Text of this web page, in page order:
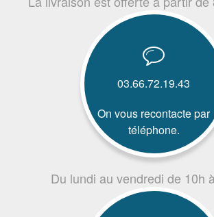
03.66.72.19.43
On vous recontacte par
téléphone.
Du lundi au vendredi de 10h